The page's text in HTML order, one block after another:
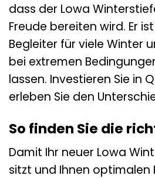
dass der Lowa
Freude bereiten wird. Er
Begleiter für viele Winter
bei extremen
lassen. Investieren Sie in
erleben Sie den
So finden Sie die
Damit Ihr neuer Lowa
sitzt und Ihnen